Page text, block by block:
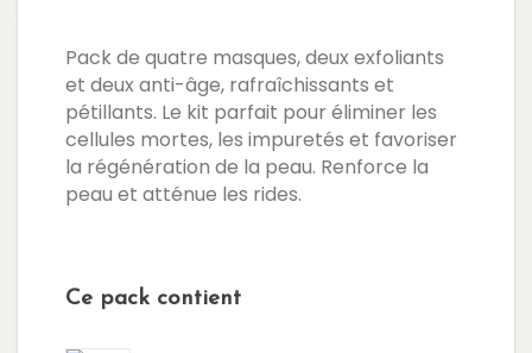
Pack de quatre masques, deux exfoliants
et deux anti-âge, rafraîchissants et
pétillants. Le kit parfait pour éliminer les
cellules mortes, les impuretés et favoriser
la régénération de la peau. Renforce la
peau et atténue les rides.
Ce pack contient